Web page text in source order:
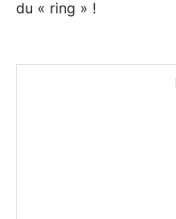
du « ring » !